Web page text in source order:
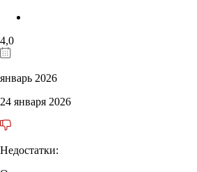
4,0
январь 2026
24 января 2026
Недостатки: